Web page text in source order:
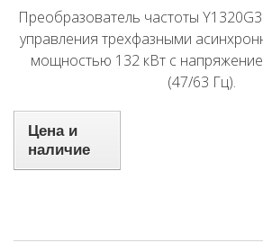
Преобразователь частоты
управления трехфазными
мощностью 132 кВт с
(47/63 Гц).
Цена и
наличие